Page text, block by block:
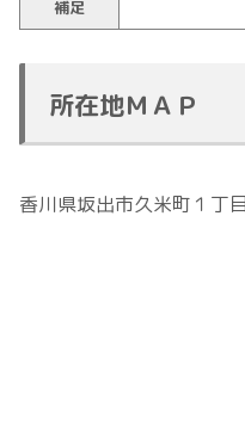
補足
所在地ＭＡＰ
香川県坂出市久米町１丁